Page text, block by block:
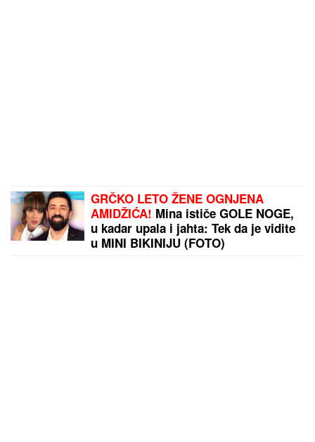
GRČKO LETO ŽENE OGNJENA
AMIDŽIĆA! Mina ističe GOLE NOGE,
u kadar upala i jahta: Tek da je vidite
u MINI BIKINIJU (FOTO)